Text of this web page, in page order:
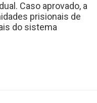
Caso aprovado, a
prisionais de
do sistema